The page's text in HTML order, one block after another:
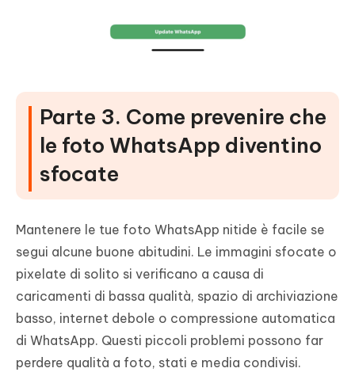
Parte 3. Come prevenire che
le foto WhatsApp diventino
sfocate
Mantenere le tue foto WhatsApp nitide è facile se
segui alcune buone abitudini. Le immagini sfocate o
pixelate di solito si verificano a causa di
caricamenti di bassa qualità, spazio di archiviazione
basso, internet debole o compressione automatica
di WhatsApp. Questi piccoli problemi possono far
perdere qualità a foto, stati e media condivisi.